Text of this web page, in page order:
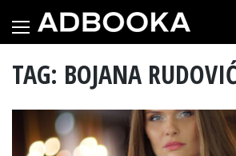
content
TAG: BOJANA RUDOVIĆ